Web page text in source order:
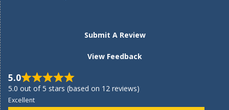
Submit A Review
View Feedback
5.0
5.0 out of 5 stars (based on 12 reviews)
Excellent